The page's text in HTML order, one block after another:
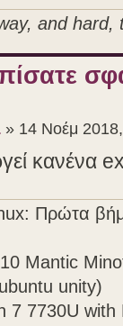
and
» 14 Νοέμ
κανένα
Πρώτα
Mantic
unity)
7 7730U